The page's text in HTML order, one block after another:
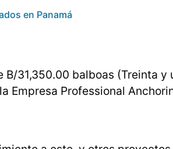
en Panamá
31,350.00 balboas (Treinta y
Empresa Professional